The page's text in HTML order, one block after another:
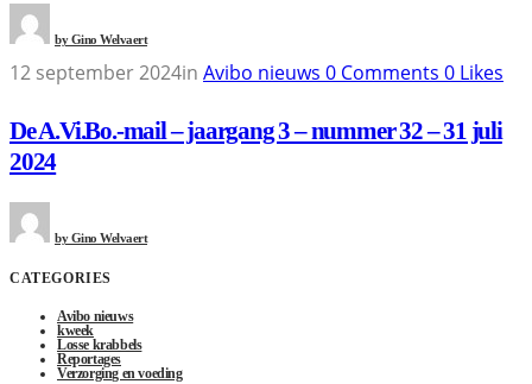
byGino Welvaert
12 september 2024in Avibo nieuws 0 Comments 0 Likes
De A.Vi.Bo.-mail – jaargang 3 – nummer 32 – 31 juli
2024
byGino Welvaert
CATEGORIES
Avibo nieuws
kweek
Losse krabbels
Reportages
Verzorging en voeding